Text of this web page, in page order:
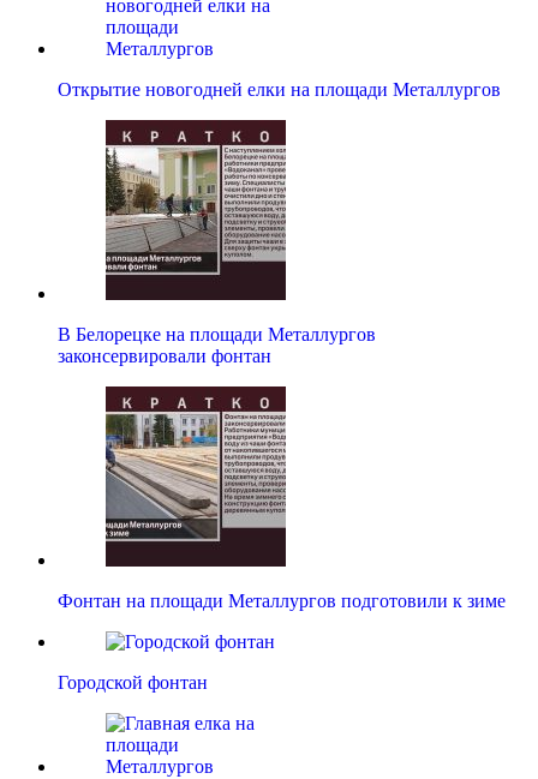
Открытие новогодней елки на площади Металлургов
В Белорецке на площади Металлургов
законсервировали фонтан
Фонтан на площади Металлургов подготовили к зиме
Городской фонтан